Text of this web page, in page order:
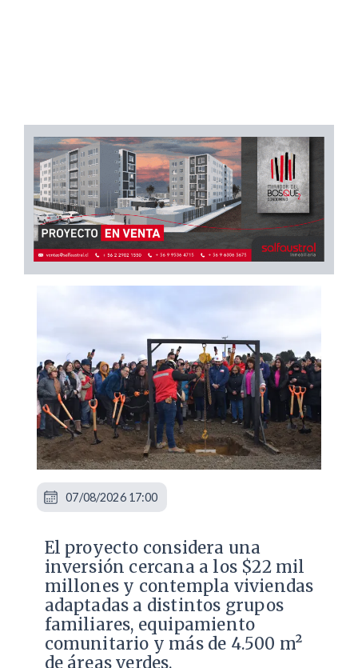
El proyecto considera una
inversión cercana a los $22 mil
millones y contempla viviendas
adaptadas a distintos grupos
familiares, equipamiento
comunitario y más de 4.500 m²
de áreas verdes.
07/08/2026 17:00